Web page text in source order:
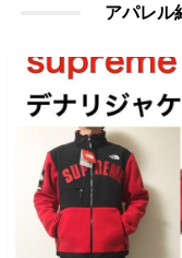
アパレル